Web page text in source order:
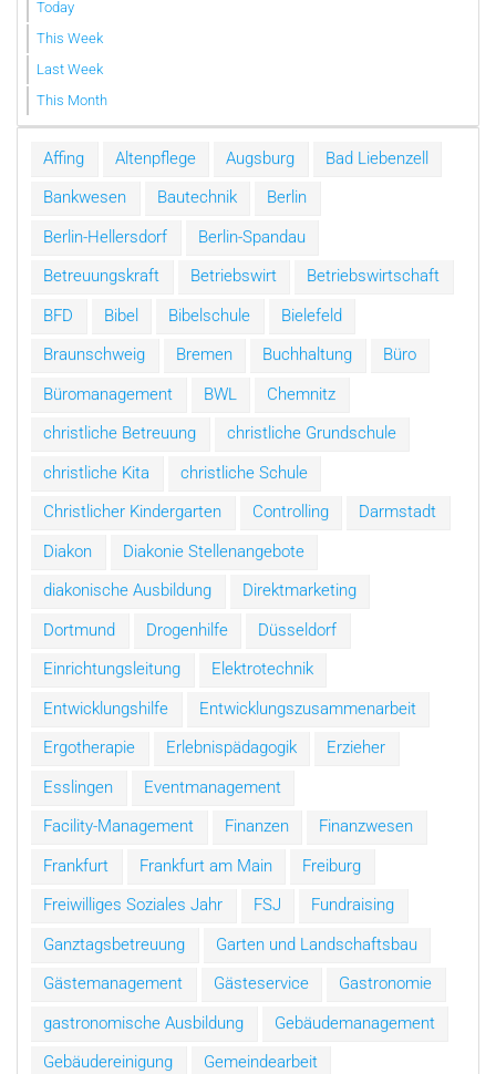
Today
This Week
Last Week
This Month
Affing Altenpflege Augsburg
Bad Liebenzell
Bankwesen
Bautechnik
Berlin
Berlin-Hellersdorf
Berlin-Spandau
Betreuungskraft
Betriebswirt
Betriebswirtschaft
BFD
Bibel Bibelschule
Bielefeld
Braunschweig
Bremen Buchhaltung
Büro
Büromanagement
BWL
Chemnitz
christliche Betreuung
christliche Grundschule
christliche Kita
christliche Schule
Christlicher Kindergarten
Controlling
Darmstadt
Diakon
Diakonie Stellenangebote
diakonische Ausbildung
Direktmarketing
Dortmund
Drogenhilfe
Düsseldorf
Einrichtungsleitung
Elektrotechnik
Entwicklungshilfe
Entwicklungszusammenarbeit
Ergotherapie
Erlebnispädagogik
Erzieher
Esslingen
Eventmanagement
Facility-Management
Finanzen
Finanzwesen
Frankfurt
Frankfurt am Main
Freiburg
Freiwilliges Soziales Jahr
FSJ
Fundraising
Ganztagsbetreuung
Garten und Landschaftsbau
Gästemanagement
Gästeservice
Gastronomie
gastronomische Ausbildung
Gebäudemanagement
Gebäudereinigung
Gemeindearbeit